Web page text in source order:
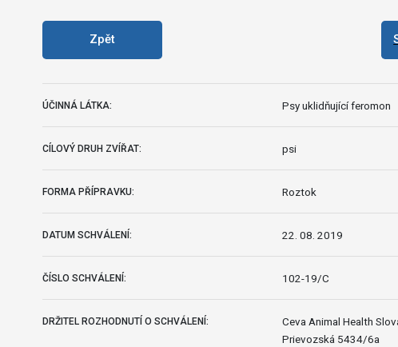
Zpět
ÚČINNÁ LÁTKA: Psy uklidňující feromon
CÍLOVÝ DRUH ZVÍŘAT: psi
FORMA PŘÍPRAVKU: Roztok
DATUM SCHVÁLENÍ: 22. 08. 2019
ČÍSLO SCHVÁLENÍ: 102-19/C
DRŽITEL ROZHODNUTÍ O SCHVÁLENÍ:
Ceva Animal Health
Prievozská 5434/6a